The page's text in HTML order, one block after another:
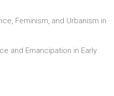
Feminism, and Urbanism in
and Emancipation in Early